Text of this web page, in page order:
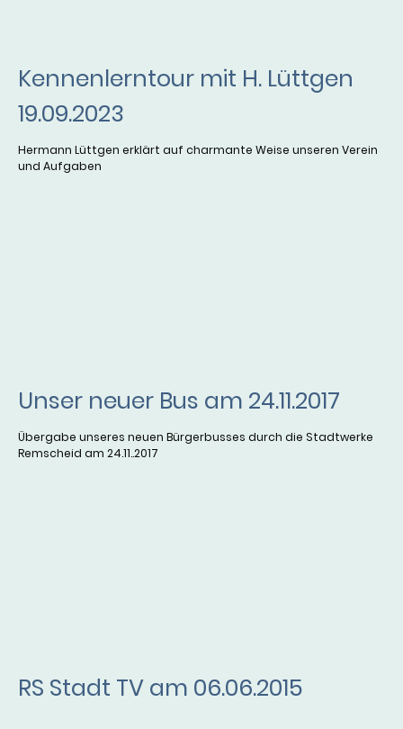
Kennenlerntour mit H. Lüttgen
19.09.2023
Hermann Lüttgen erklärt auf charmante Weise unseren Verein
und Aufgaben
Unser neuer Bus am 24.11.2017
Übergabe unseres neuen Bürgerbusses durch die Stadtwerke
Remscheid am 24.11..2017
RS Stadt TV am 06.06.2015